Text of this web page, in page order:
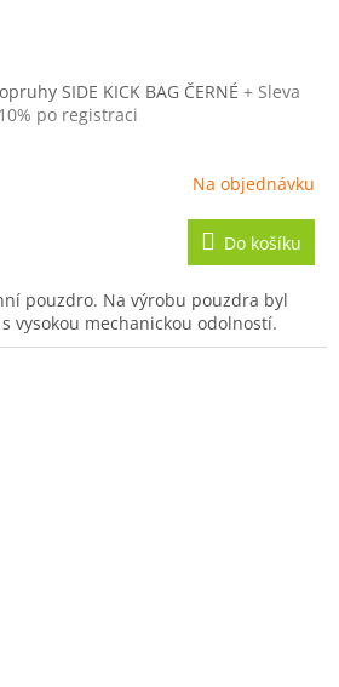
SIDE KICK BAG ČERNÉ + Sleva
10% po registraci
Na objednávku
Do košíku
pouzdro. Na výrobu pouzdra byl
vysokou mechanickou odolností.